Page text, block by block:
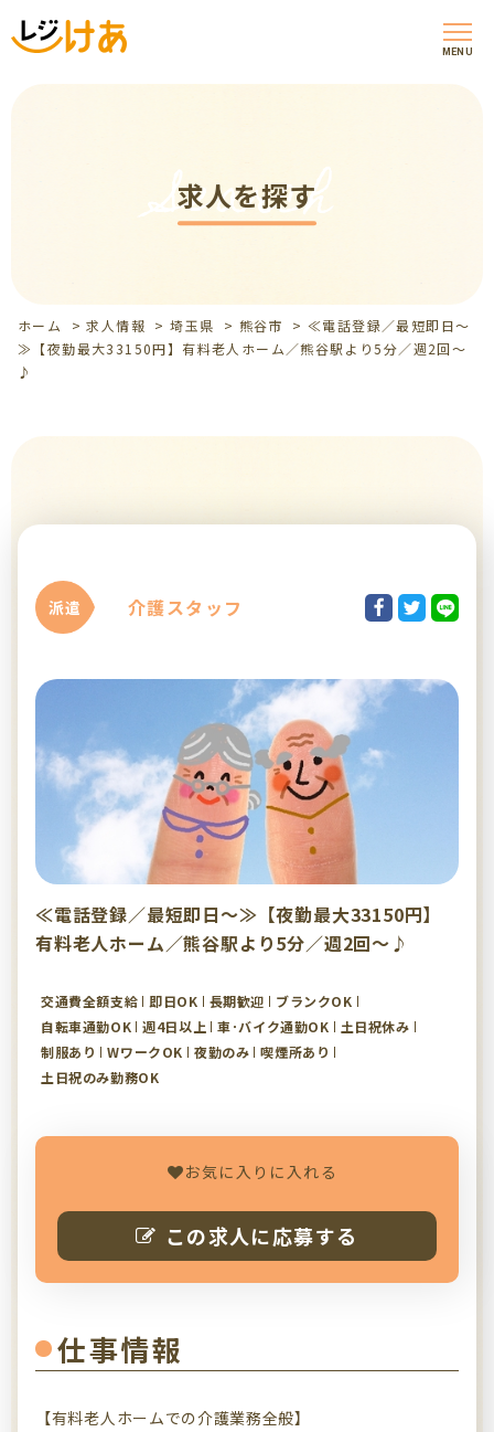
MENU
求人を探す
Search
ホーム >求人情報 >埼玉県 > 熊谷市 > ≪電話登録／最短即日～
≫【夜勤最大33150円】有料老人ホーム／熊谷駅より5分／週2回～
♪
派遣 介護スタッフ
≪電話登録／最短即日～≫【夜勤最大33150円】
有料老人ホーム／熊谷駅より5分／週2回～♪
交通費全額支給 即日OK 長期歓迎
ブランクOK
自転車通勤OK
週4日以上 車･バイク通勤OK
土日祝休み
制服あり
WワークOK 夜勤のみ
喫煙所あり
土日祝のみ勤務OK
お気に入りに入れる
この求人に応募する
仕事情報
【有料老人ホームでの介護業務全般】